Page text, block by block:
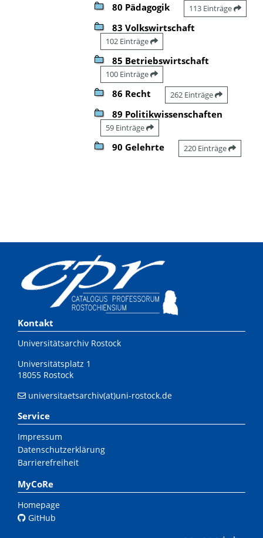
80 Pädagogik 113 Einträge
83 Volkswirtschaft
102 Einträge
85 Betriebswirtschaft
100 Einträge
86 Recht 262 Einträge
89 Politikwissenschaften
59 Einträge
90 Gelehrte 220 Einträge
Kontakt
Universitätsarchiv Rostock
Universitätsplatz 1
18055 Rostock
universitaetsarchiv(at)uni-rostock.de
Service
Impressum
Datenschutzerklärung
Barrierefreiheit
MyCoRe
Homepage
GitHub